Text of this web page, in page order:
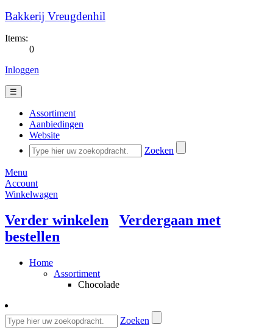
Bakkerij Vreugdenhil
Items:
0
Inloggen
☰
Assortiment
Aanbiedingen
Website
Zoeken
Menu
Account
Winkelwagen
Verder winkelen
Verdergaan met
bestellen
Home
Assortiment
Chocolade
Zoeken